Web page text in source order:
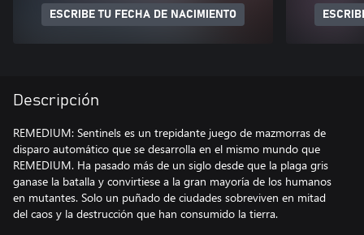
ESCRIBE TU FECHA DE NACIMIENTO
Descripción
REMEDIUM: Sentinels es un trepidante juego de mazmorras de
disparo automático que se desarrolla en el mismo mundo que
REMEDIUM. Ha pasado más de un siglo desde que la plaga gris
ganase la batalla y convirtiese a la gran mayoría de los humanos
en mutantes. Solo un puñado de ciudades sobreviven en mitad
del caos y la destrucción que han consumido la tierra.